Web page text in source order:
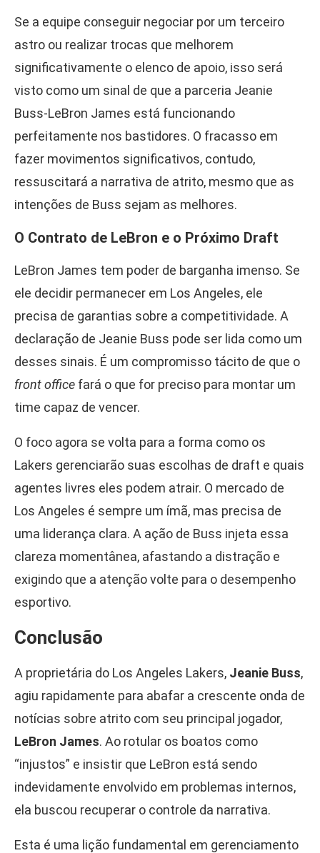
Se a equipe conseguir negociar por um terceiro
astro ou realizar trocas que melhorem
significativamente o elenco de apoio, isso será
visto como um sinal de que a parceria Jeanie
Buss-LeBron James está funcionando
perfeitamente nos bastidores. O fracasso em
fazer movimentos significativos, contudo,
ressuscitará a narrativa de atrito, mesmo que as
intenções de Buss sejam as melhores.
O Contrato de LeBron e o Próximo Draft
LeBron James tem poder de barganha imenso. Se
ele decidir permanecer em Los Angeles, ele
precisa de garantias sobre a competitividade. A
declaração de Jeanie Buss pode ser lida como um
desses sinais. É um compromisso tácito de que o
front office fará o que for preciso para montar um
time capaz de vencer.
O foco agora se volta para a forma como os
Lakers gerenciarão suas escolhas de draft e quais
agentes livres eles podem atrair. O mercado de
Los Angeles é sempre um ímã, mas precisa de
uma liderança clara. A ação de Buss injeta essa
clareza momentânea, afastando a distração e
exigindo que a atenção volte para o desempenho
esportivo.
Conclusão
A proprietária do Los Angeles Lakers, Jeanie Buss,
agiu rapidamente para abafar a crescente onda de
notícias sobre atrito com seu principal jogador,
LeBron James. Ao rotular os boatos como
“injustos” e insistir que LeBron está sendo
indevidamente envolvido em problemas internos,
ela buscou recuperar o controle da narrativa.
Esta é uma lição fundamental em gerenciamento